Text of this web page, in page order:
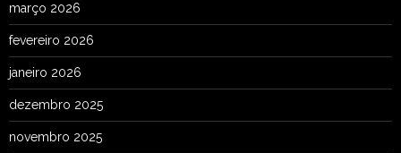
março 2026
fevereiro 2026
janeiro 2026
dezembro 2025
novembro 2025